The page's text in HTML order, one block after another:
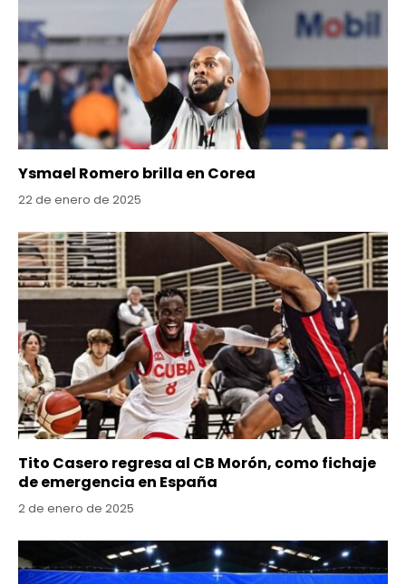
Ysmael Romero brilla en Corea
22 de enero de 2025
Tito Casero regresa al CB Morón, como fichaje
de emergencia en España
2 de enero de 2025